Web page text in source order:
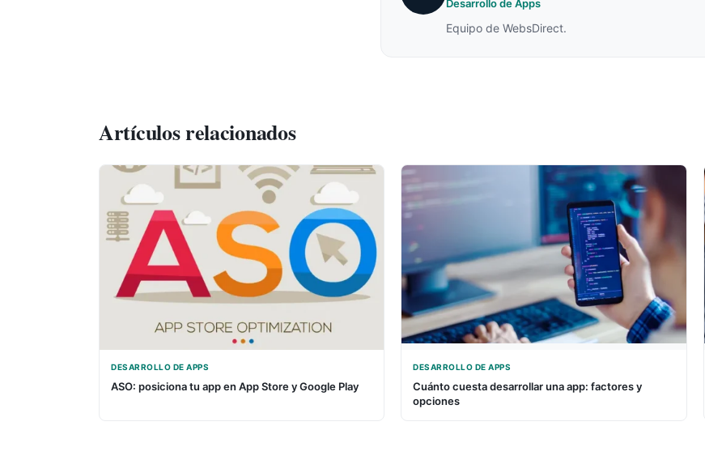
Desarrollo de Apps
Equipo de WebsDirect.
Artículos relacionados
DESARROLLO DE APPS
ASO: posiciona tu app en App Store y Google Play
DESARROLLO DE APPS
Cuánto cuesta desarrollar una app: factores y
opciones